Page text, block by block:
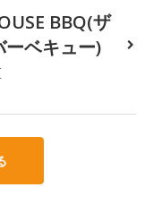
BBQ(ザ
ーベキュー)